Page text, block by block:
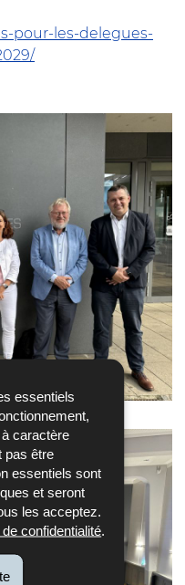
essentiels
caractère
pas être
essentiels sont
et seront
les acceptez.
de confidentialité.
pour-les-delegues-